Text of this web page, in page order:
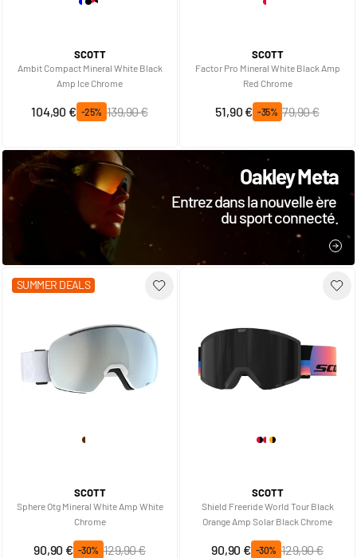
SCOTT
Ambit Compact Mineral White Black
Amp Ice Chrome
Prix spécial
104,90 € -25%
Prix normal
139,90 €
SCOTT
Factor Pro Mineral White Black Amp
Red Chrome
Prix spécial
51,90 € -35%
Prix normal
79,90 €
Oakley Meta
Entrez dans la nouvelle ère
du sport connecté.
JE
SUMMER DEALS
SCOTT
Sphere Otg Mineral White Amp White
Chrome
Prix spécial
90,90 € -30%
Prix normal
129,90 €
SCOTT
Shield Freeride World Tour Black
Orange Amp Solar Black Chrome
Prix spécial
90,90 € -30%
Prix normal
129,90 €